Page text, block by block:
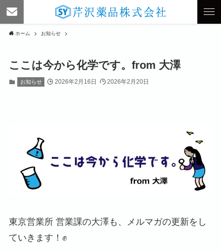
ホーム お知らせ
ここは今から化学です。from 大澤
お知らせ 2026年2月16日 2026年2月20日
東京営業所 営業課の大澤も、メルマガの更新をし
ていきます！✊